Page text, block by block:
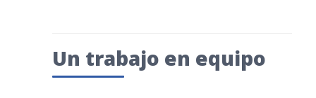
Un trabajo en equipo